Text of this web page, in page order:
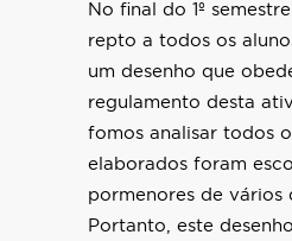
No final do 1º
repto a todos os
um desenho que
regulamento desta
fomos analisar todos
elaborados foram
pormenores de vários
Portanto, este